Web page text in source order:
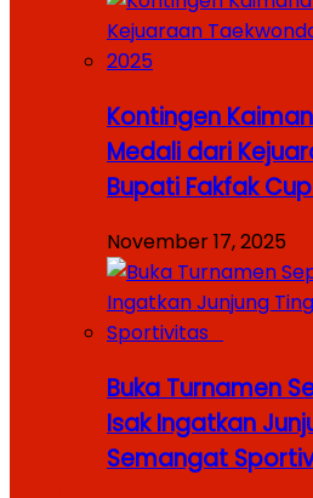
Kontingen
Medali dari
Bupati Fakfak
November 17, 2025
Buka Turnamen
Isak Ingatkan
Semangat